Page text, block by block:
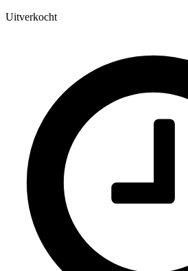
Uitverkocht